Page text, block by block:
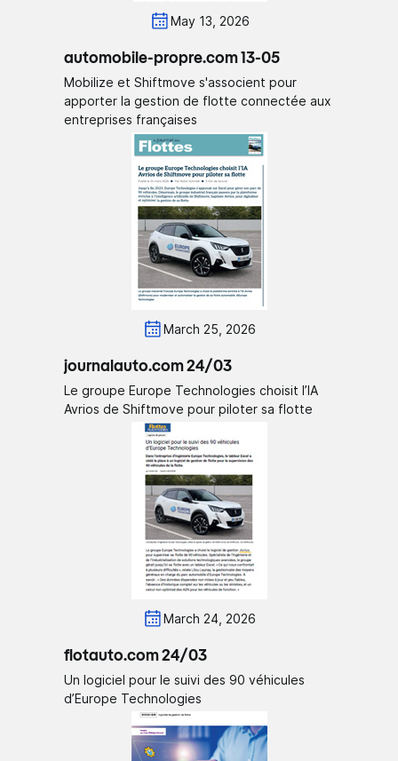
May 13, 2026
automobile-propre.com 13-05
Mobilize et Shiftmove s'associent pour
apporter la gestion de flotte connectée aux
entreprises françaises
March 25, 2026
journalauto.com 24/03
Le groupe Europe Technologies choisit l’IA
Avrios de Shiftmove pour piloter sa flotte
March 24, 2026
flotauto.com 24/03
Un logiciel pour le suivi des 90 véhicules
d’Europe Technologies